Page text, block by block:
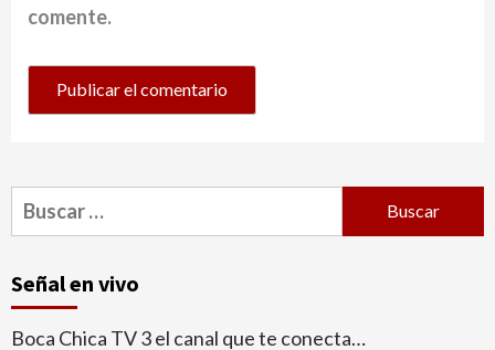
comente.
Buscar:
Señal en vivo
Boca Chica TV 3 el canal que te conecta…